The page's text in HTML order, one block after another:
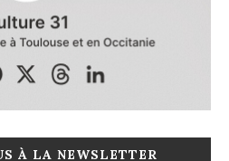
À LA NEWSLETTER